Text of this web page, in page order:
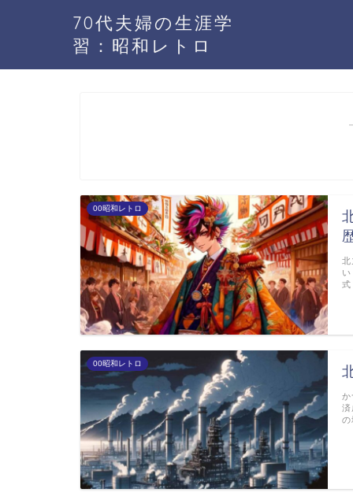
70代夫婦の生涯学
習：昭和レトロ
00昭和レトロ
北
00昭和レトロ
か
済
の